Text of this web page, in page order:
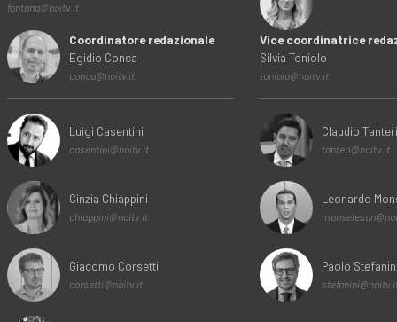
fontana@noitv.it
Coordinatore redazionale
Egidio Conca
conca@noitv.it
Luigi Casentini
casentini@noitv.it
Cinzia Chiappini
chiappini@noitv.it
Giacomo Corsetti
corsetti@noitv.it
Vice coordinatrice
Silvia Toniolo
toniolo@noitv.it
Claudio Tanteri
tanteri@noitv.it
Leonardo
Paolo Stefanini